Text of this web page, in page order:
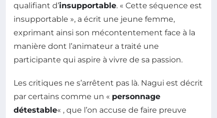
qualifiant d’insupportable. « Cette séquence est
insupportable », a écrit une jeune femme,
exprimant ainsi son mécontentement face à la
manière dont l’animateur a traité une
participante qui aspire à vivre de sa passion.
Les critiques ne s’arrêtent pas là. Nagui est décrit
par certains comme un « personnage
détestable« , que l’on accuse de faire preuve